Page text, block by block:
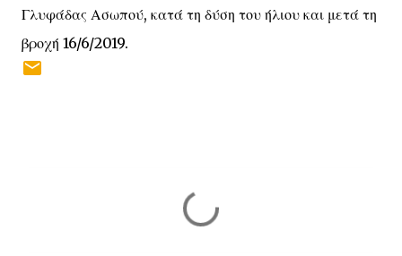
Γλυφάδας Ασωπού, κατά τη δύση του ήλιου και μετά τη
βροχή 16/6/2019.